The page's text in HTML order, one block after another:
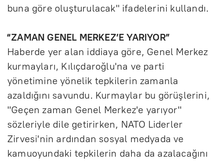
buna göre oluşturulacak" ifadelerini kullandı.
“ZAMAN GENEL MERKEZ’E YARIYOR”
Haberde yer alan iddiaya göre, Genel Merkez
kurmayları, Kılıçdaroğlu'na ve parti
yönetimine yönelik tepkilerin zamanla
azaldığını savundu. Kurmaylar bu görüşlerini,
"Geçen zaman Genel Merkez'e yarıyor"
sözleriyle dile getirirken, NATO Liderler
Zirvesi'nin ardından sosyal medyada ve
kamuoyundaki tepkilerin daha da azalacağını